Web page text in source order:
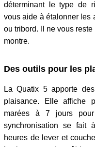
déterminant le type de
vous aide à étalonner les
ou tribord. Il ne vous
montre.
Des outils pour les
La Quatix 5 apporte
plaisance. Elle affiche
marées à 7 jours
synchronisation se fait
heures de lever et